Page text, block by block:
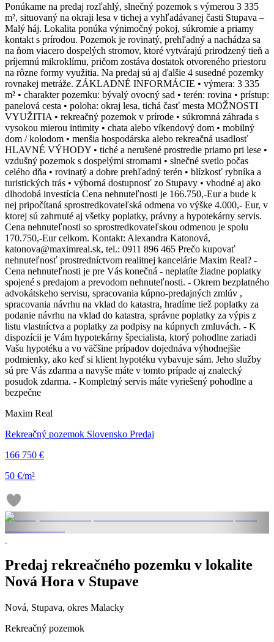
Ponúkame na predaj rozľahlý, slnečný pozemok s výmerou 3 335
m², situovaný na okraji lesa v tichej a vyhľadávanej časti Stupava –
Malý háj. Lokalita ponúka výnimočný pokoj, súkromie a priamy
kontakt s prírodou. Pozemok je rovinatý, prehľadný a nachádza sa
na ňom viacero dospelých stromov, ktoré vytvárajú prirodzený tieň a
príjemnú mikroklímu, pričom zostáva dostatok otvoreného priestoru
na rôzne formy využitia. Na predaj sú aj ďalšie 4 susedné pozemky
rovnakej metráže. ZÁKLADNÉ INFORMÁCIE • výmera: 3 335
m² • charakter pozemku: bývalý ovocný sad • terén: rovina • prístup:
panelová cesta • poloha: okraj lesa, tichá časť mesta MOŽNOSTI
VYUŽITIA • rekreačný pozemok v prírode • súkromná záhrada s
vysokou mierou intimity • chata alebo víkendový dom • mobilný
dom / kolodom • menšia hospodárska alebo rekreačná usadlosť
HLAVNÉ VÝHODY • tiché a nerušené prostredie priamo pri lese •
vzdušný pozemok s dospelými stromami • slnečné svetlo počas
celého dňa • rovinatý a dobre prehľadný terén • blízkosť rybníka a
turistických trás • výborná dostupnosť zo Stupavy • vhodné aj ako
dlhodobá investícia Cena nehnuteľnosti je 166.750,-Eur a bude k
nej pripočítaná sprostredkovateľská odmena vo výške 4.000,- Eur, v
ktorej sú zahrnuté aj všetky poplatky, právny a hypotekárny servis.
Cena nehnuteľnosti so sprostredkovateľskou odmenou je spolu
170.750,-Eur celkom. Kontakt: Alexandra Katonová,
katonova@maximreal.sk, tel.: 0911 896 465 Prečo kupovať
nehnuteľnosť prostredníctvom realitnej kancelárie Maxim Real? -
Cena nehnuteľnosti je pre Vás konečná - neplatíte žiadne poplatky
spojené s predajom a prevodom nehnuteľnosti. - Okrem bezplatného
advokátskeho servisu, spracovania kúpno-predajných zmlúv ,
spracovania návrhu na vklad do katastra, hradíme tiež poplatky za
podanie návrhu na vklad do katastra, správne poplatky za výpis z
listu vlastníctva a poplatky za podpisy na kúpnych zmluvách. - K
dispozícii je Vám hypotekárny špecialista, ktorý pohodlne zariadi
Vašu hypotéku a vo väčšine prípadov dojednáva výhodnejšie
podmienky, ako keď si klient hypotéku vybavuje sám. Jeho služby
sú pre Vás zdarma a navyše máte v tomto prípade aj znalecký
posudok zdarma. - Kompletný servis máte vyriešený pohodlne a
bezpečne
Maxim Real
Rekreačný pozemok Slovensko Predaj
166 750 €
50 €/m²
Predaj rekreačného pozemku v lokalite
Nová Hora v Stupave
Nová, Stupava, okres Malacky
Rekreačný pozemok